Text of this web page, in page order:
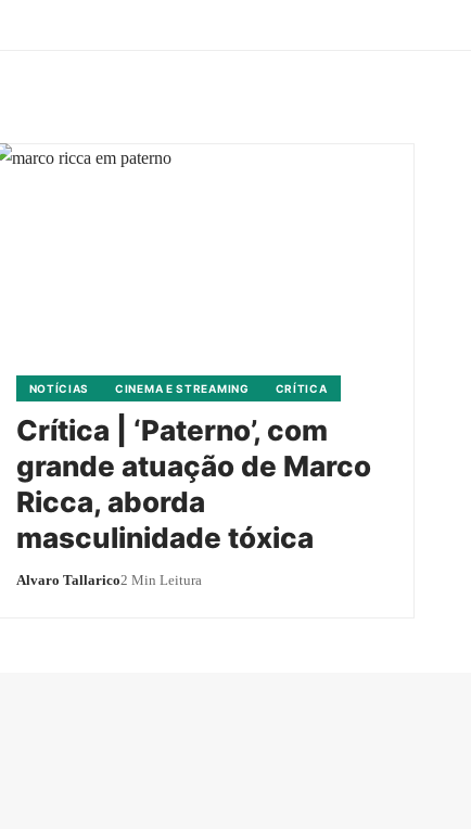
NOTÍCIAS CINEMA E STREAMING CRÍTICA
Crítica | ‘Paterno’, com
grande atuação de Marco
Ricca, aborda
masculinidade tóxica
Alvaro Tallarico2 Min Leitura